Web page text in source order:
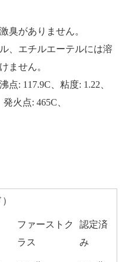
臭がありません。
、エチルエーテルには溶
ません。
点: 117.9C、粘度: 1.22、
火点: 465C、
ファーストク
ラス
認定済
み